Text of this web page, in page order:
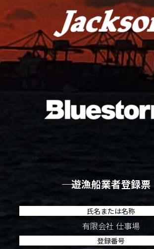
―― 遊漁船業者登録票 ――
氏名または名称
有限会社 仕事場
登録番号